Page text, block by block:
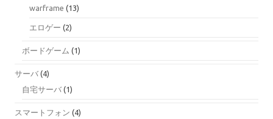
warframe (13)
エロゲー (2)
ボードゲーム (1)
サーバ (4)
自宅サーバ (1)
スマートフォン (4)